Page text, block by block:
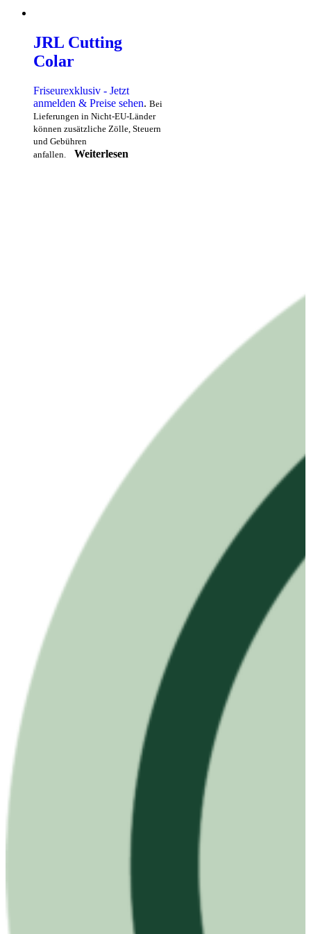
JRL Cutting
Colar
Friseurexklusiv - Jetzt
anmelden & Preise sehen. Bei
Lieferungen in Nicht-EU-Länder
können zusätzliche Zölle, Steuern
und Gebühren
anfallen.
Weiterlesen